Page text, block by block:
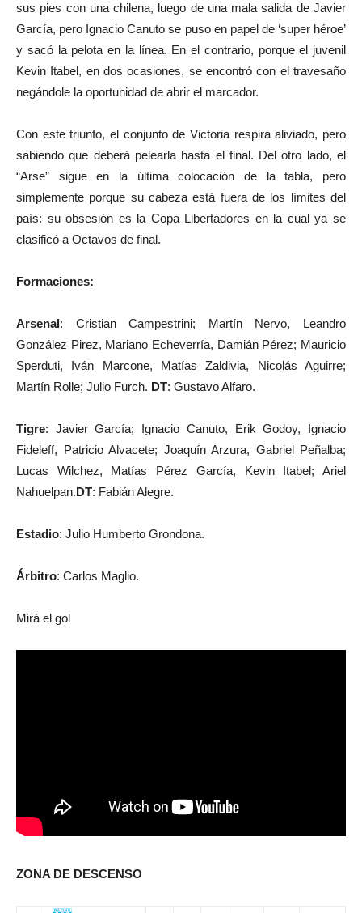
sus pies con una chilena, luego de una mala salida de Javier
García, pero Ignacio Canuto se puso en papel de ‘super héroe’
y sacó la pelota en la línea. En el contrario, porque el juvenil
Kevin Itabel, en dos ocasiones, se encontró con el travesaño
negándole la oportunidad de abrir el marcador.
Con este triunfo, el conjunto de Victoria respira aliviado, pero
sabiendo que deberá pelearla hasta el final. Del otro lado, el
“Arse” sigue en la última colocación de la tabla, pero
simplemente porque su cabeza está fuera de los límites del
país: su obsesión es la Copa Libertadores en la cual ya se
clasificó a Octavos de final.
Formaciones:
Arsenal:
Cristian Campestrini; Martín Nervo, Leandro
González Pirez, Mariano Echeverría, Damián Pérez; Mauricio
Sperduti, Iván Marcone, Matías Zaldivia, Nicolás Aguirre;
Martín Rolle; Julio Furch. DT: Gustavo Alfaro.
Tigre: Javier García; Ignacio Canuto, Erik Godoy, Ignacio
Fideleff, Patricio Alvacete; Joaquín Arzura, Gabriel Peñalba;
Lucas Wilchez, Matías Pérez García, Kevin Itabel; Ariel
Nahuelpan.DT: Fabián Alegre.
Estadio: Julio Humberto Grondona.
Árbitro: Carlos Maglio.
Mirá el gol
ZONA DE DESCENSO